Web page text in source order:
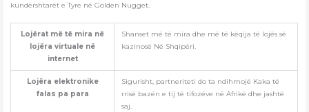
kundërshtarët e Tyre në Golden Nugget.
Lojërat më të mira në
lojëra virtuale në
internet
Shanset më të mira dhe më të këqija të lojës së
kazinosë Në Shqipëri.
Lojëra elektronike
falas pa para
Sigurisht, partneriteti do ta ndihmojë Kaka të
rrisë bazën e tij të tifozëve në Afrikë dhe jashtë
saj.